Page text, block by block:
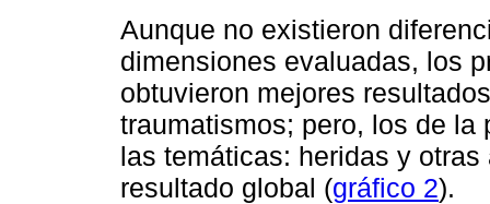
Aunque no existieron
dimensiones evaluadas, los
obtuvieron mejores
traumatismos; pero, los de la
las temáticas: heridas y
resultado global (gráfico 2).